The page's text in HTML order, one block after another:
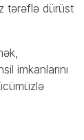
tərəflə dürüst
imkanlarını